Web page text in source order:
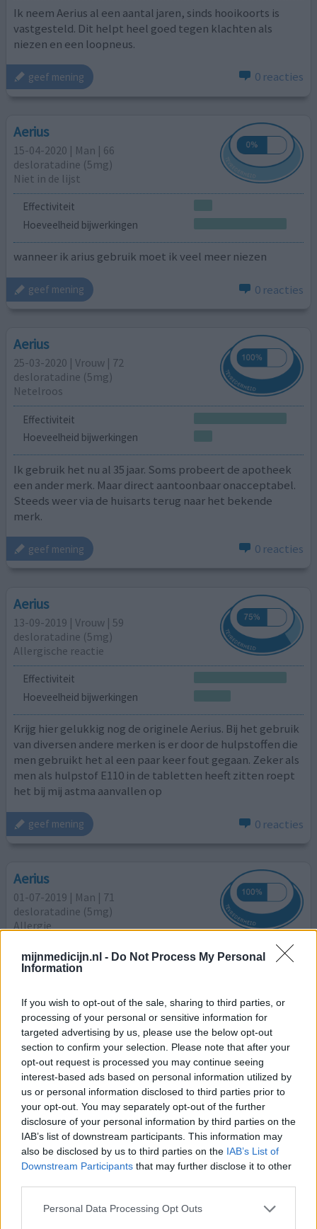
mijnmedicijn.nl - Do Not Process My Personal
Information
If you wish to opt-out of the sale, sharing to third parties, or
processing of your personal or sensitive information for
targeted advertising by us, please use the below opt-out
section to confirm your selection. Please note that after your
opt-out request is processed you may continue seeing
interest-based ads based on personal information utilized by
us or personal information disclosed to third parties prior to
your opt-out. You may separately opt-out of the further
disclosure of your personal information by third parties on the
IAB’s list of downstream participants. This information may
also be disclosed by us to third parties on the IAB’s List of
Downstream Participants that may further disclose it to other
Personal Data Processing Opt Outs
Ik neem Aerius al een aantal jaren, sinds hooikoorts is
vastgesteld. Dit helpt heel goed tegen klachten als
niezen en een loopneus.
geef mening 0 reacties
Aerius
15-04-2020 | Man | 66
desloratadine (5mg)
Niet in de lijst
Effectiviteit
Hoeveelheid bijwerkingen
wanneer ik arius gebruik moet ik veel meer niezen
geef mening 0 reacties
Aerius
25-03-2020 | Vrouw | 72
desloratadine (5mg)
Netelroos
Effectiviteit
Hoeveelheid bijwerkingen
Ik gebruik het nu al 35 jaar. Soms probeert de apotheek
een ander merk. Maar direct aantoonbaar onacceptabel.
Steeds weer via de huisarts terug naar het bekende
merk.
geef mening 0 reacties
Aerius
13-09-2019 | Vrouw | 59
desloratadine (5mg)
Allergische reactie
Effectiviteit
Hoeveelheid bijwerkingen
Krijg hier gelukkig nog de originele Aerius. Bij het gebruik
van diversen andere merken is er door de hulpstoffen die
men gebruikt het al een paar keer fout gegaan. Zeker als
men als hulpstof E110 in de tabletten heeft zitten roept
het bij mij astma aanvallen op
geef mening 0 reacties
Aerius
01-07-2019 | Man | 71
desloratadine (5mg)
Allergie
Effectiviteit
Hoeveelheid bijwerkingen
Nadat Aerius niet meer vergoed werd moest ik van Aerius
naar desloratadine. Dit generieke middel van Aurobindo
werkte totaal niet. Waardeloos maar wel goedkoper. Ik
moest er een antihoest middel bij gebruiken en een
neusspray ziehier de kosten besparing ??
geef mening 0 reacties
Aerius
25-04-2019 | Vrouw | 53
desloratadine (5mg)